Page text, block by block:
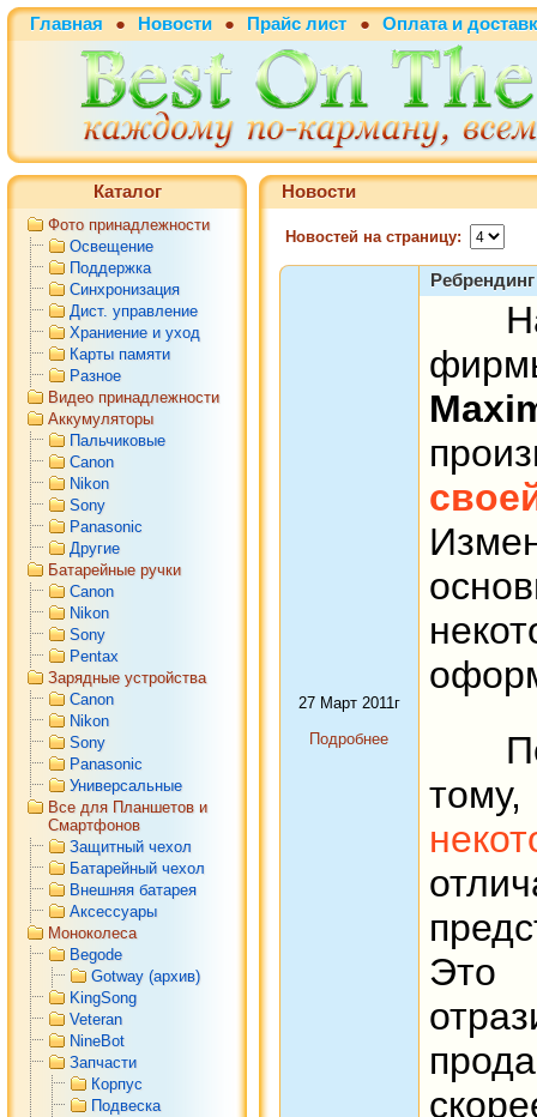
Главная ● Новости ● Прайс лист ● Оплата и
Каталог
Фото принадлежности
Освещение
Поддержка
Синхронизация
Дист. управление
Храниение и уход
Карты памяти
Разное
Видео принадлежности
Аккумуляторы
Пальчиковые
Canon
Nikon
Sony
Panasonic
Другие
Батарейные ручки
Canon
Nikon
Sony
Pentax
Зарядные устройства
Canon
Nikon
Sony
Panasonic
Универсальные
Все для Планшетов и
Смартфонов
Защитный чехол
Батарейный чехол
Внешняя батарея
Аксессуары
Моноколеса
Begode
Gotway (архив)
KingSong
Veteran
NineBot
Запчасти
Корпус
Подвеска
Новости
Новостей на страницу:
27 Март 2011г
Подробнее
Ребрендинг
Это